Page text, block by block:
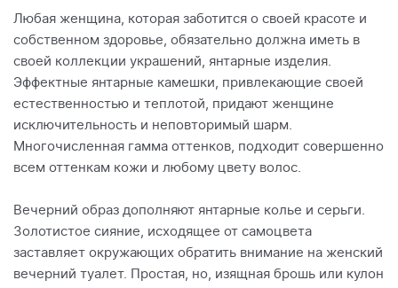
Любая женщина, которая заботится о своей красоте и
собственном здоровье, обязательно должна иметь в
своей коллекции украшений, янтарные изделия.
Эффектные янтарные камешки, привлекающие своей
естественностью и теплотой, придают женщине
исключительность и неповторимый шарм.
Многочисленная гамма оттенков, подходит совершенно
всем оттенкам кожи и любому цвету волос.
Вечерний образ дополняют янтарные колье и серьги.
Золотистое сияние, исходящее от самоцвета
заставляет окружающих обратить внимание на женский
вечерний туалет. Простая, но, изящная брошь или кулон